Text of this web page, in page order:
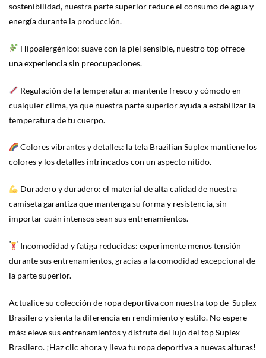
sostenibilidad, nuestra parte superior reduce el consumo de agua y
energía durante la producción.
Hipoalergénico: suave con la piel sensible, nuestro top ofrece
una experiencia sin preocupaciones.
Regulación de la temperatura: mantente fresco y cómodo en
cualquier clima, ya que nuestra parte superior ayuda a estabilizar la
temperatura de tu cuerpo.
Colores vibrantes y detalles: la tela Brazilian Suplex mantiene los
colores y los detalles intrincados con un aspecto nítido.
Duradero y duradero: el material de alta calidad de nuestra
camiseta garantiza que mantenga su forma y resistencia, sin
importar cuán intensos sean sus entrenamientos.
Incomodidad y fatiga reducidas: experimente menos tensión
durante sus entrenamientos, gracias a la comodidad excepcional de
la parte superior.
Actualice su colección de ropa deportiva con nuestra top de Suplex
Brasilero y sienta la diferencia en rendimiento y estilo. No espere
más: eleve sus entrenamientos y disfrute del lujo del top Suplex
Brasilero. ¡Haz clic ahora y lleva tu ropa deportiva a nuevas alturas!